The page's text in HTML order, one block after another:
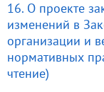
16. О проекте
изменений в
организации и
нормативных
чтение)